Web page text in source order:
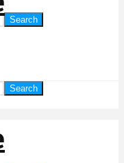
Search
Search